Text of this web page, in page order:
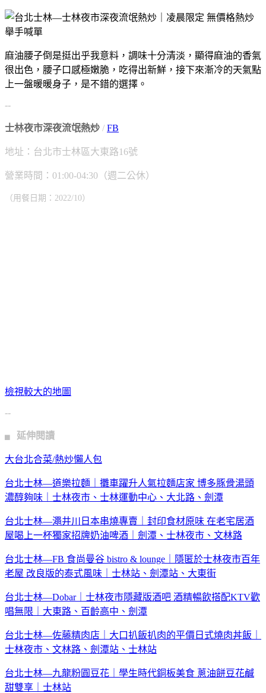
麻油腰子倒是挺出乎我意料，調味十分清淡，顯得麻油的香氣
很出色，腰子口感極嫩脆，吃得出新鮮，接下來漸冷的天氣點
上一盤暖暖身子，是不錯的選擇。
--
士林夜市深夜流氓熱炒 / FB
地址：台北市士林區大東路16號
營業時間：01:00-04:30（週二公休）
（用餐日期：2022/10）
檢視較大的地圖
--
▖ 延伸閱讀
大台北合菜/熱炒懶人包
台北士林—道樂拉麵｜攤車躍升人氣拉麵店家 博多豚骨湯頭
濃醇夠味｜士林夜市、士林運動中心、大北路、劍潭
台北士林—澠井川日本串燒專賣｜封印食材原味 在老宅居酒
屋喝上一杯獨家招牌奶油啤酒｜劍潭、士林夜市、文林路
台北士林—FB 食尚曼谷 bistro & lounge｜隱匿於士林夜市百年
老屋 改良版的泰式風味｜士林站、劍潭站、大東街
台北士林—Dobar｜士林夜市隱藏版酒吧 酒精暢飲搭配KTV歡
唱無限｜大東路、百齡高中、劍潭
台北士林—佐藤精肉店｜大口扒飯扒肉的平價日式燒肉丼飯｜
士林夜市、文林路、劍潭站、士林站
台北士林—九龍粉圓豆花｜學生時代銅板美食 蔥油餅豆花鹹
甜雙享｜士林站